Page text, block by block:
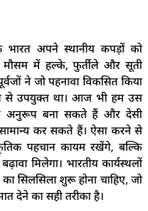
अपने स्थानीय कपड़ों को
मौसम में हल्के, फुर्तीले और सूती
ने जो पहनावा विकसित किया
से उपयुक्त था। आज भी हम उस
अनुरूप बना सकते हैं और देसी
सामान्य कर सकते हैं। ऐसा करने से
पहचान कायम रखेंगे, बल्कि
मिलेगा। भारतीय कार्यस्थलों
सिलसिला शुरू होना चाहिए, जो
देने का सही तरीका है।